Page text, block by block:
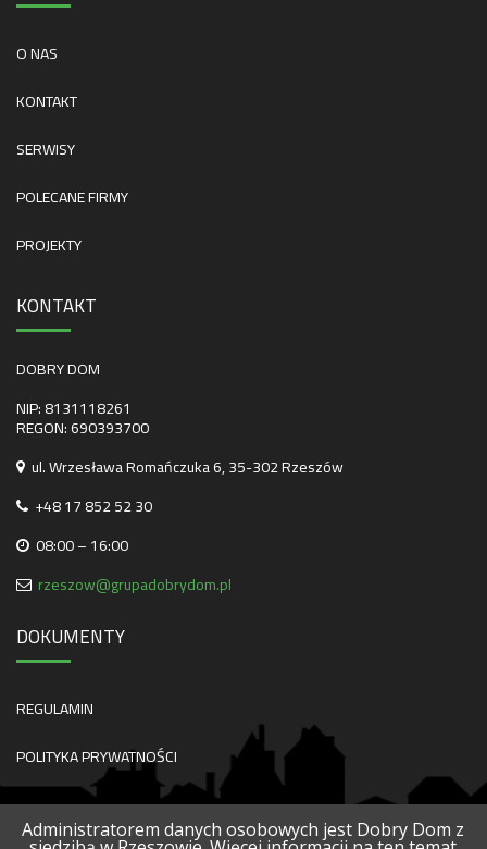
O NAS
KONTAKT
SERWISY
POLECANE FIRMY
PROJEKTY
KONTAKT
DOBRY DOM
NIP: 8131118261
REGON: 690393700
ul. Wrzesława Romańczuka 6, 35-302 Rzeszów
+48 17 852 52 30
08:00 – 16:00
rzeszow@grupadobrydom.pl
DOKUMENTY
REGULAMIN
POLITYKA PRYWATNOŚCI
Administratorem danych osobowych jest Dobry Dom z